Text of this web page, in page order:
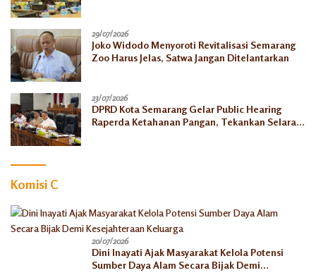
29/07/2026
Joko Widodo Menyoroti Revitalisasi Semarang
Zoo Harus Jelas, Satwa Jangan Ditelantarkan
23/07/2026
DPRD Kota Semarang Gelar Public Hearing
Raperda Ketahanan Pangan, Tekankan Selaras
Komisi C
20/07/2026
Dini Inayati Ajak Masyarakat Kelola Potensi
Sumber Daya Alam Secara Bijak Demi